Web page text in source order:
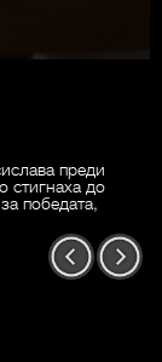
преди
стигнаха до
победата,